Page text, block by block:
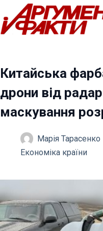
Перейти
до
вмісту
Китайська
дрони від
маскування
Марія Тарасенко
Економіка країни